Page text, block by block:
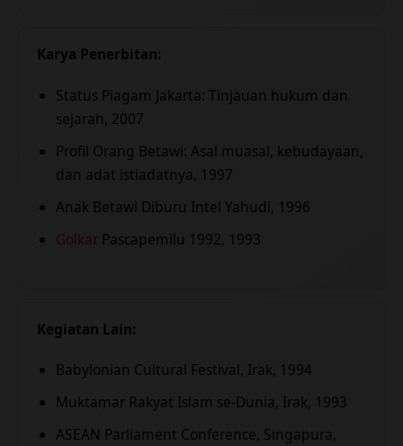
Karya Penerbitan:
Status Piagam Jakarta: Tinjauan hukum dan
sejarah, 2007
Profil Orang Betawi: Asal muasal, kebudayaan,
dan adat istiadatnya, 1997
Anak Betawi Diburu Intel Yahudi, 1996
Golkar Pascapemilu 1992, 1993
Kegiatan Lain:
Babylonian Cultural Festival, Irak, 1994
Muktamar Rakyat Islam se-Dunia, Irak, 1993
ASEAN Parliament Conference, Singapura,